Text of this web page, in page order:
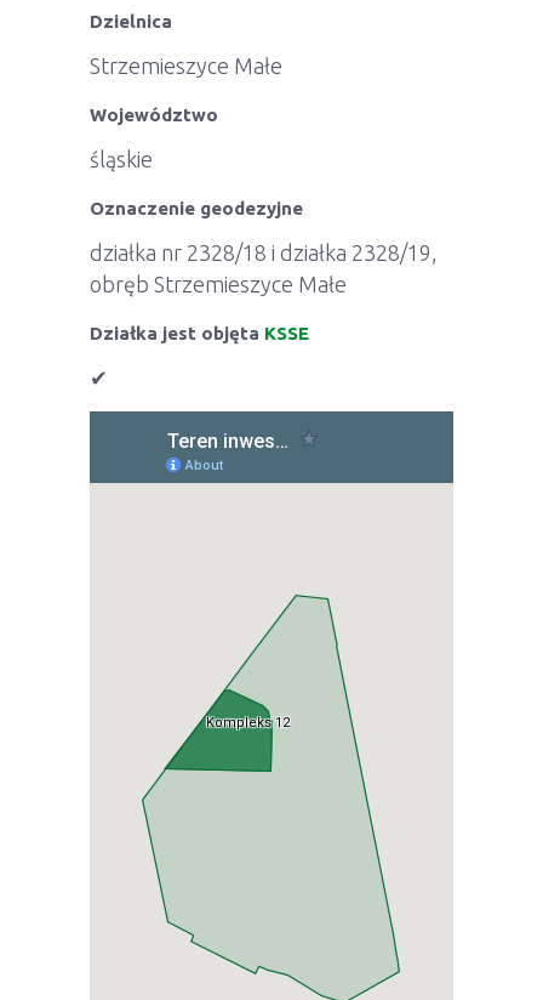
Dzielnica
Strzemieszyce Małe
Województwo
śląskie
Oznaczenie geodezyjne
działka nr 2328/18 i działka 2328/19,
obręb Strzemieszyce Małe
Działka jest objęta KSSE
✔